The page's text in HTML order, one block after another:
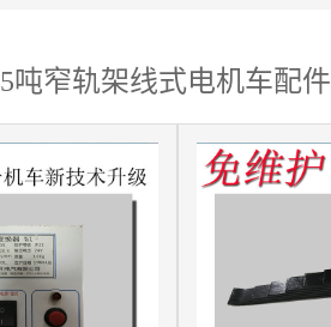
5吨窄轨架线式电机车配件